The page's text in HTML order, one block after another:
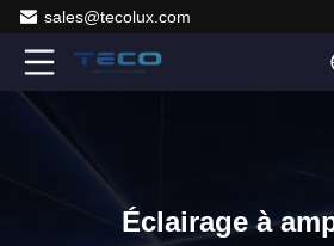
sales@tecolux.com
Éclairage à